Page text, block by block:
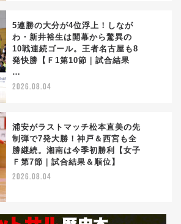
5連勝の大分が4位浮上！しなが
わ・新井裕生は開幕から驚異の
10戦連続ゴール。王者名古屋も8
発快勝【Ｆ1第10節｜試合結果
…
2026.08.04
浦安がラストマッチ松本直美の先
制弾で7発大勝！神戸＆西宮も全
勝継続。湘南は今季初勝利【女子
Ｆ第7節｜試合結果＆順位】
2026.08.04